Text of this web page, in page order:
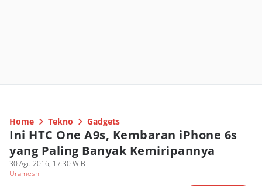
Home Tekno Gadgets
Ini HTC One A9s, Kembaran iPhone 6s
yang Paling Banyak Kemiripannya
30 Agu 2016, 17:30 WIB
Urameshi